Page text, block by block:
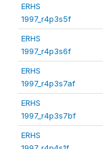
ERHS
1997_r4p3s5f
ERHS
1997_r4p3s6f
ERHS
1997_r4p3s7af
ERHS
1997_r4p3s7bf
ERHS